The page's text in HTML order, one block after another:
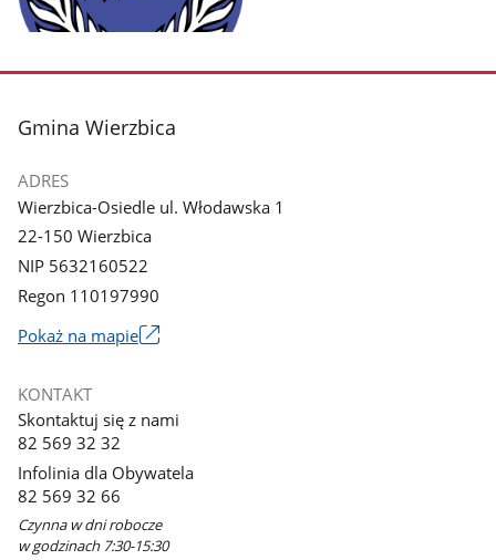
galerii.
stopka
Gmina Wierzbica
ADRES
Wierzbica-Osiedle ul. Włodawska 1
22-150 Wierzbica
NIP 5632160522
Regon 110197990
Pokaż na mapieLink
nowym
KONTAKT
Skontaktuj się z nami
82 569 32 32
Infolinia dla Obywatela
82 569 32 66
Czynna w dni robocze
w godzinach 7:30-15:30